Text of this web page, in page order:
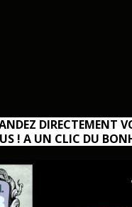
DIRECTEMENT
! A UN CLIC DU